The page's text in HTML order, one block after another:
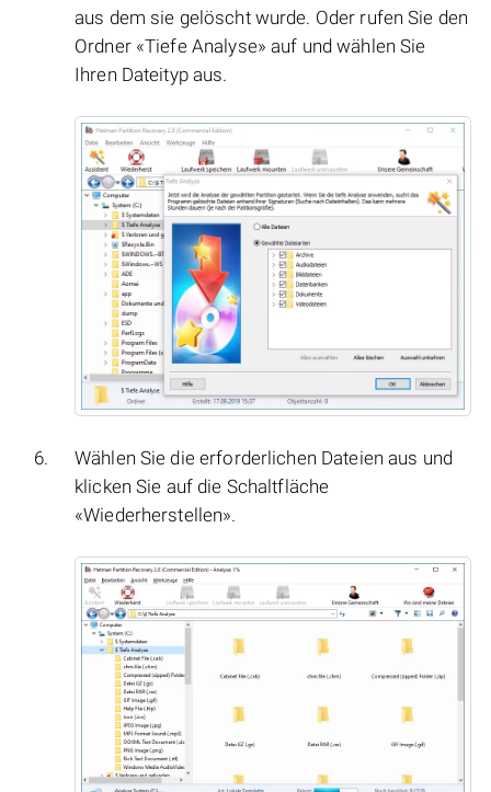
aus dem sie gelöscht wurde. Oder rufen Sie den
Ordner «Tiefe Analyse» auf und wählen Sie
Ihren Dateityp aus.
Wählen Sie die erforderlichen Dateien aus und
klicken Sie auf die Schaltfläche
«Wiederherstellen».